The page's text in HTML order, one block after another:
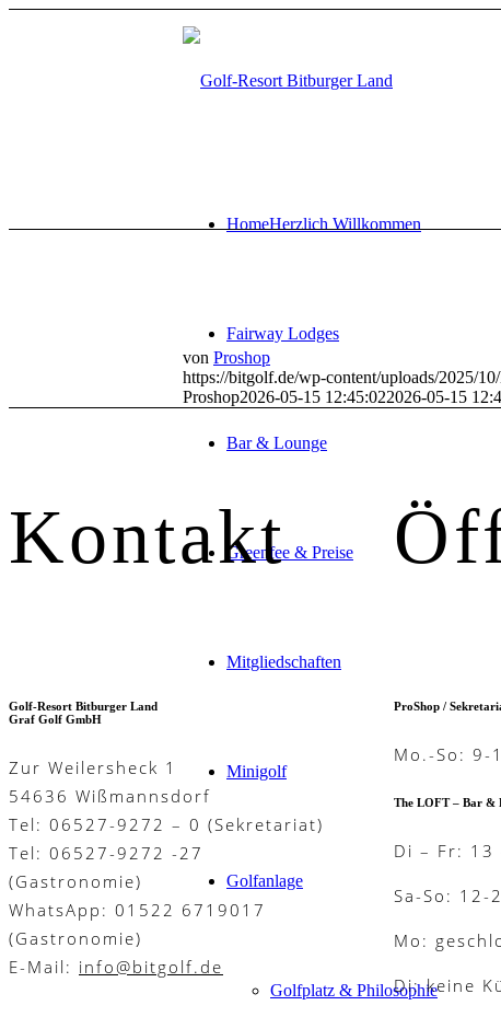
HomeHerzlich Willkommen
Fairway Lodges
Bar & Lounge
Greenfee & Preise
Mitgliedschaften
Minigolf
Golfanlage
Golfplatz & Philosophie
von Proshop
https://bitgolf.de/wp-content/uploads/2025/
Proshop2026-05-15 12:45:022026-05-15
Kontakt
Golf-Resort Bitburger Land
Graf Golf GmbH
Zur Weilersheck 1
54636 Wißmannsdorf
Tel: 06527-9272 – 0 (Sekretariat)
Tel: 06527-9272 -27
(Gastronomie)
WhatsApp: 01522 6719017
(Gastronomie)
E-Mail: info@bitgolf.de
ProShop /
Mo.-So: 9-
The LOFT – Bar &
Di – Fr: 13
Sa-So: 12-
Mo:
Di: keine